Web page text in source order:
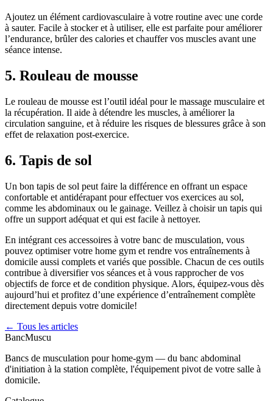
Ajoutez un élément cardiovasculaire à votre routine avec une corde
à sauter. Facile à stocker et à utiliser, elle est parfaite pour améliorer
l’endurance, brûler des calories et chauffer vos muscles avant une
séance intense.
5. Rouleau de mousse
Le rouleau de mousse est l’outil idéal pour le massage musculaire et
la récupération. Il aide à détendre les muscles, à améliorer la
circulation sanguine, et à réduire les risques de blessures grâce à son
effet de relaxation post-exercice.
6. Tapis de sol
Un bon tapis de sol peut faire la différence en offrant un espace
confortable et antidérapant pour effectuer vos exercices au sol,
comme les abdominaux ou le gainage. Veillez à choisir un tapis qui
offre un support adéquat et qui est facile à nettoyer.
En intégrant ces accessoires à votre banc de musculation, vous
pouvez optimiser votre home gym et rendre vos entraînements à
domicile aussi complets et variés que possible. Chacun de ces outils
contribue à diversifier vos séances et à vous rapprocher de vos
objectifs de force et de condition physique. Alors, équipez-vous dès
aujourd’hui et profitez d’une expérience d’entraînement complète
directement depuis votre domicile!
← Tous les articles
BancMuscu
Bancs de musculation pour home-gym — du banc abdominal
d'initiation à la station complète, l'équipement pivot de votre salle à
domicile.